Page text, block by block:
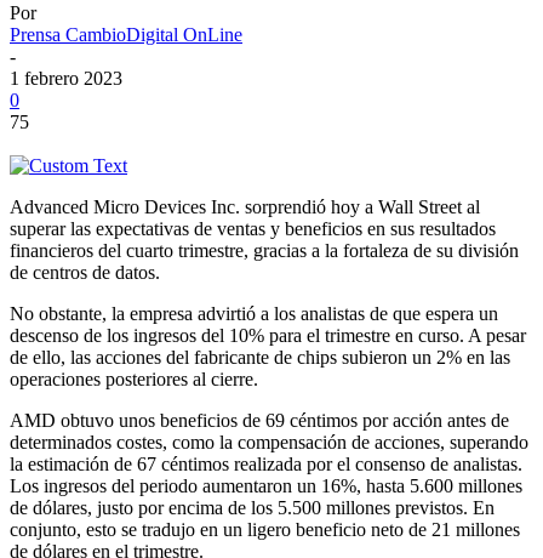
Por
Prensa CambioDigital OnLine
-
1 febrero 2023
0
75
Advanced Micro Devices Inc. sorprendió hoy a Wall Street al
superar las expectativas de ventas y beneficios en sus resultados
financieros del cuarto trimestre, gracias a la fortaleza de su división
de centros de datos.
No obstante, la empresa advirtió a los analistas de que espera un
descenso de los ingresos del 10% para el trimestre en curso. A pesar
de ello, las acciones del fabricante de chips subieron un 2% en las
operaciones posteriores al cierre.
AMD obtuvo unos beneficios de 69 céntimos por acción antes de
determinados costes, como la compensación de acciones, superando
la estimación de 67 céntimos realizada por el consenso de analistas.
Los ingresos del periodo aumentaron un 16%, hasta 5.600 millones
de dólares, justo por encima de los 5.500 millones previstos. En
conjunto, esto se tradujo en un ligero beneficio neto de 21 millones
de dólares en el trimestre.